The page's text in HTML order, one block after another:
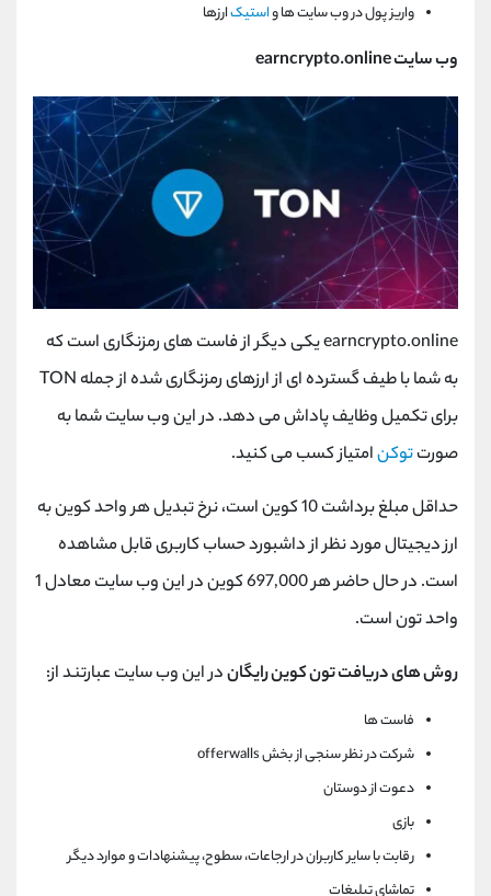
واریز پول در وب سایت ها واستیکارزها
وب سایتearncrypto.online
earncrypto.onlineیکی دیگر از فاست های رمزنگاری است که
به شما با طیف گسترده ای از ارزهای رمزنگاری شده از جمله TON
برای تکمیل وظایف پاداش می دهد. در این وب سایت شما به
صورتتوکنامتیاز کسب می کنید.
حداقل مبلغ برداشت 10 کوین است، نرخ تبدیل هر واحد کوین به
ارز دیجیتال مورد نظر از داشبورد حساب کاربری قابل مشاهده
است. در حال حاضر هر 697,000 کوین در این وب سایت معادل 1
واحد تون است.
روش های دریافت تون کوین رایگاندر این وب سایت عبارتند از:
فاست ها
شرکت در نظر سنجی از بخشofferwalls
دعوت از دوستان
بازی
رقابت با سایر کاربران در ارجاعات، سطوح، پیشنهادات و موارد دیگر
تماشای تبلیغات